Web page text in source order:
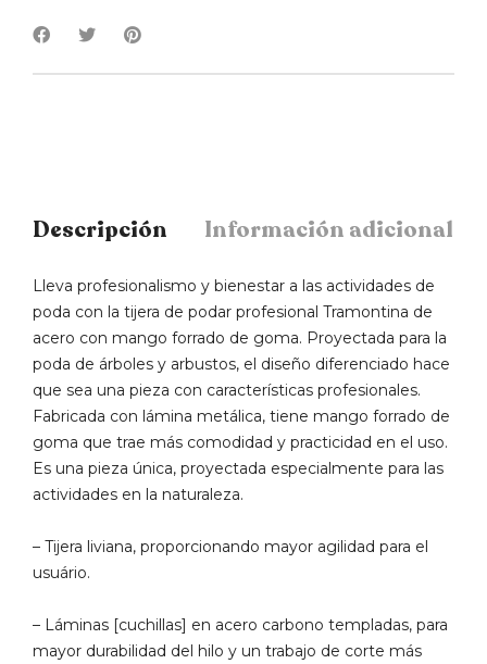
Descripción Información adicional
Lleva profesionalismo y bienestar a las actividades de
poda con la tijera de podar profesional Tramontina de
acero con mango forrado de goma. Proyectada para la
poda de árboles y arbustos, el diseño diferenciado hace
que sea una pieza con características profesionales.
Fabricada con lámina metálica, tiene mango forrado de
goma que trae más comodidad y practicidad en el uso.
Es una pieza única, proyectada especialmente para las
actividades en la naturaleza.
– Tijera liviana, proporcionando mayor agilidad para el
usuário.
– Láminas [cuchillas] en acero carbono templadas, para
mayor durabilidad del hilo y un trabajo de corte más